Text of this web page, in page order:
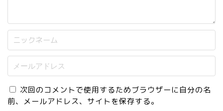
次回のコメントで使用するためブラウザーに自分の名
前、メールアドレス、サイトを保存する。